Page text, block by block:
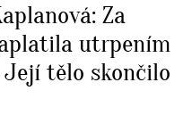
Za
utrpením
tělo skončilo